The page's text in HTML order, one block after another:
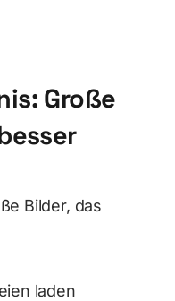
Große
Bilder, das
laden